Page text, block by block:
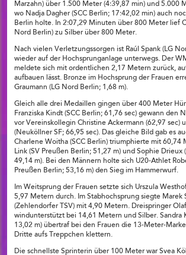
Marzahn) über 1.500 Meter (4:39,87 min) und 5.000
wo Nadja Dagher (SCC Berlin; 17:42,02 min) auch
Berlin holte. In 2:07,29 Minuten über 800 Meter lief
Nord Berlin) zu Silber über 800 Meter.
Nach vielen Verletzungssorgen ist Raúl Spank (LG
wieder auf der Hochsprunganlage unterwegs. Der
meldete sich mit ordentlichen 2,17 Metern zurück,
aufbauen lässt. Bronze im Hochsprung der Frauen
Graumann (LG Nord Berlin; 1,68 m).
Gleich alle drei Medaillen gingen über 400 Meter
Franziska Kindt (SCC Berlin; 61,76 sec) gewann den
vor Vereinskollegin Christine Ackermann (62,97 sec)
(Neuköllner SF; 66,95 sec). Das gleiche Bild gab es
Charlene Woitha (SCC Berlin) triumphierte mit 60,74
Link (SV Preußen Berlin; 51,27 m) und Sophie Drieux
49,14 m). Bei den Männern holte sich U20-Athlet
Preußen Berlin; 53,16 m) den Sieg im Hammerwurf.
Im Weitsprung der Frauen setzte sich Urszula
5,97 Metern durch. Im Stabhochsprung siegte Marek
(Zehlendorfer TSV) mit 4,90 Metern. Dreispringer
windunterstützt bei 14,61 Metern und Silber. Sandra
13,02 m) übertraf bei den Frauen die 13-Meter-
Dritte aufs Treppchen klettern.
Die schnellste Sprinterin über 100 Meter war Svea